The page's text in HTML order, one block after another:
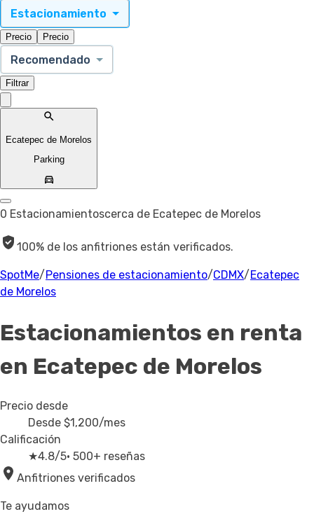
Estacionamiento
Precio Precio
Recomendado
Filtrar
Ecatepec de Morelos
Parking
0 Estacionamientoscerca de Ecatepec de Morelos
100% de los anfitriones están verificados.
SpotMe/ Pensiones de estacionamiento/CDMX/ Ecatepec
de Morelos
Estacionamientos en renta
en Ecatepec de Morelos
Precio desde
Desde $1,200/mes
Calificación
★4.8/5· 500+ reseñas
Anfitriones verificados
Te ayudamos